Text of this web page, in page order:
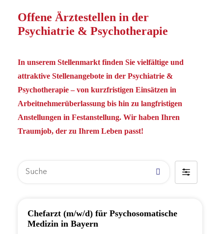
Offene Ärztestellen in der
Psychiatrie & Psychotherapie
In unserem Stellenmarkt finden Sie vielfältige und
attraktive Stellenangebote in der Psychiatrie &
Psychotherapie – von kurzfristigen Einsätzen in
Arbeitnehmerüberlassung bis hin zu langfristigen
Anstellungen in Festanstellung. Wir haben Ihren
Traumjob, der zu Ihrem Leben passt!
Filter
Chefarzt (m/w/d) für Psychosomatische
Medizin in Bayern